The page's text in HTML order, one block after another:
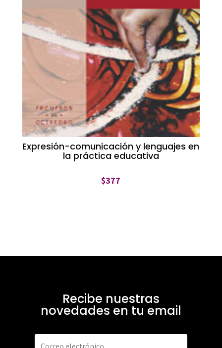
Expresión-comunicación y lenguajes en
la práctica educativa
$377
Recibe nuestras
novedades en tu email